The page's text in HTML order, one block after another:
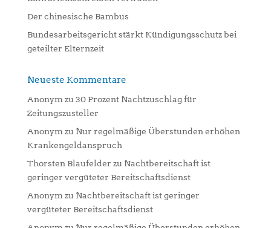
Der chinesische Bambus
Bundesarbeitsgericht stärkt Kündigungsschutz bei
geteilter Elternzeit
Neueste Kommentare
Anonym zu 30 Prozent Nachtzuschlag für
Zeitungszusteller
Anonym zu Nur regelmäßige Überstunden erhöhen
Krankengeldanspruch
Thorsten Blaufelder zu Nachtbereitschaft ist
geringer vergüteter Bereitschaftsdienst
Anonym zu Nachtbereitschaft ist geringer
vergüteter Bereitschaftsdienst